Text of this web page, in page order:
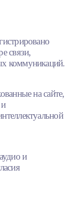
связи,
коммуникаций.
на сайте,
и